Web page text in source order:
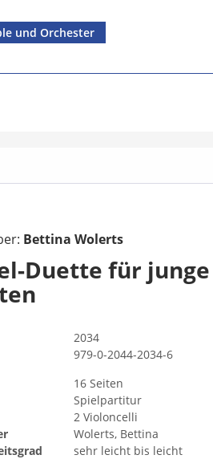
und Orchester
Bettina Wolerts
Duette für junge
2034
979-0-2044-2034-6
16 Seiten
Spielpartitur
2 Violoncelli
Wolerts, Bettina
sehr leicht bis leicht